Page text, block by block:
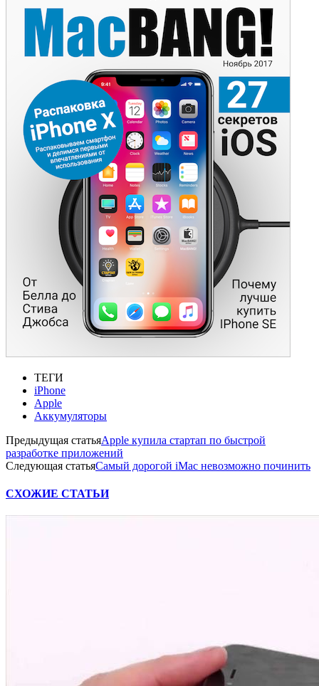
ТЕГИ
iPhone
Apple
Аккумуляторы
Предыдущая статьяApple купила стартап по быстрой
разработке приложений
Следующая статьяСамый дорогой iMac невозможно починить
СХОЖИЕ СТАТЬИ